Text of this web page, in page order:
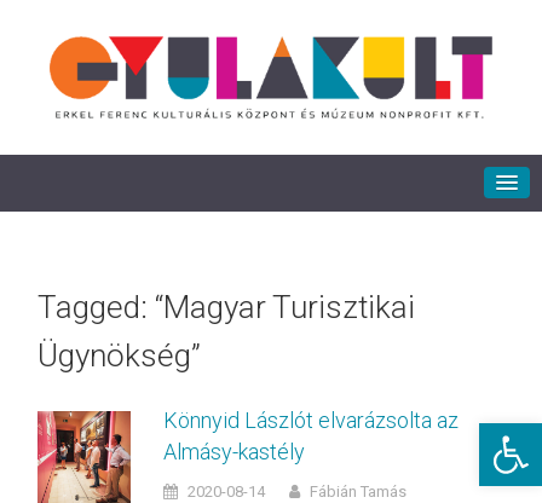
Tagged: “Magyar Turisztikai
Ügynökség”
Könnyid Lászlót elvarázsolta az
Almásy-kastély
2020-08-14
Fábián Tamás